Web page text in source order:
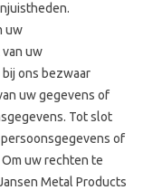
uw
uw
ons bezwaar
uw gegevens of
Tot slot
of
uw rechten te
Metal Products